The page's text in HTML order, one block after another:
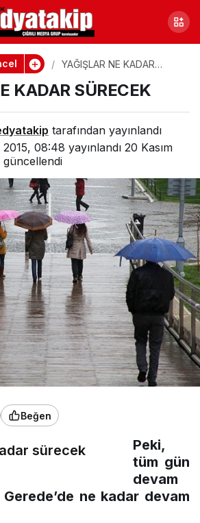
YAĞIŞLAR NE KADAR
KADAR SÜRECEK
tarafından yayınlandı
08:48 yayınlandı 20 Kasım
güncellendi
Beğen
Peki,
tüm gün
devam
ne kadar devam
Paylaş